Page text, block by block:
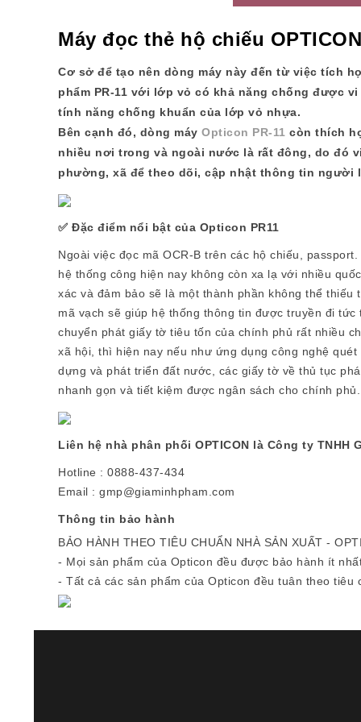
Máy đọc thẻ hộ chiếu
Cơ sở để tạo nên dòng máy này đến từ việc tích
phẩm PR-11 với lớp vỏ có khả năng chống được
tính năng chống khuẩn của lớp vỏ nhựa.
Bên cạnh đó, dòng máy Opticon PR-11 còn thích
nhiều nơi trong và ngoài nước là rất đông, do đó
phường, xã để theo dõi, cập nhật thông tin người
✅ Đặc điểm nổi bật của Opticon PR11
Ngoài việc đọc mã OCR-B trên các hộ chiếu,
hệ thống công hiện nay không còn xa lạ với nhiều
xác và đảm bảo sẽ là một thành phần không thể
mã vạch sẽ giúp hệ thống thông tin được truyền đi
chuyển phát giấy tờ tiêu tốn của chính phủ rất nhiều
xã hội, thì hiện nay nếu như ứng dụng công nghệ
dựng và phát triển đất nước, các giấy tờ về thủ tục
nhanh gọn và tiết kiệm được ngân sách cho chính phủ.
Liên hệ nhà phân phối OPTICON là Công ty TNHH
Hotline : 0888-437-434
Email : gmp@giaminhpham.com
Thông tin bảo hành
BẢO HÀNH THEO TIÊU CHUẨN NHÀ SẢN XUẤT -
- Mọi sản phẩm của Opticon đều được bảo hành ít
- Tất cả các sản phẩm của Opticon đều tuân theo tiêu